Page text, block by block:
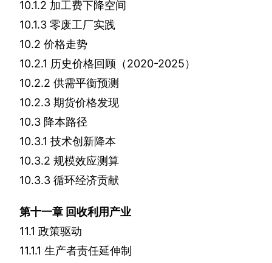
10.1.2 加工费下降空间
10.1.3 零废工厂实践
10.2 价格走势
10.2.1 历史价格回顾（2020-2025）
10.2.2 供需平衡预测
10.2.3 期货价格发现
10.3 降本路径
10.3.1 技术创新降本
10.3.2 规模效应测算
10.3.3 循环经济贡献
第十一章 回收利用产业
11.1 政策驱动
11.1.1 生产者责任延伸制